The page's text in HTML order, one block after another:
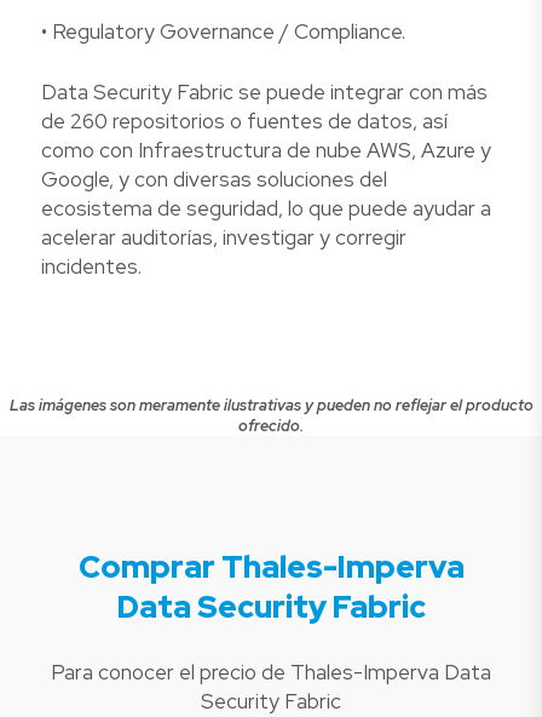
• Regulatory Governance / Compliance.
Data Security Fabric se puede integrar con más
de 260 repositorios o fuentes de datos, así
como con Infraestructura de nube AWS, Azure y
Google, y con diversas soluciones del
ecosistema de seguridad, lo que puede ayudar a
acelerar auditorías, investigar y corregir
incidentes.
Las imágenes son meramente ilustrativas y pueden no reflejar el producto
ofrecido.
Comprar Thales-Imperva
Data Security Fabric
Para conocer el precio de Thales-Imperva Data
Security Fabric